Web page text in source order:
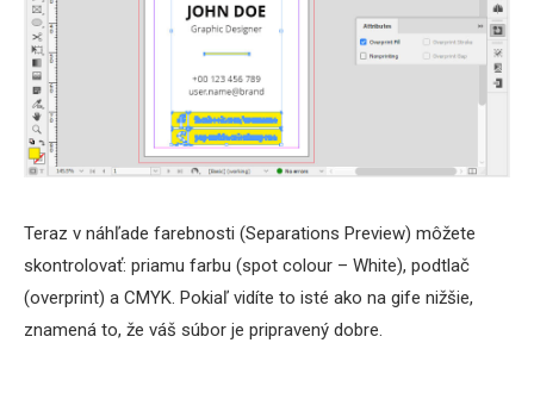
Teraz v náhľade farebnosti (Separations Preview) môžete
skontrolovať: priamu farbu (spot colour – White), podtlač
(overprint) a CMYK. Pokiaľ vidíte to isté ako na gife nižšie,
znamená to, že váš súbor je pripravený dobre.